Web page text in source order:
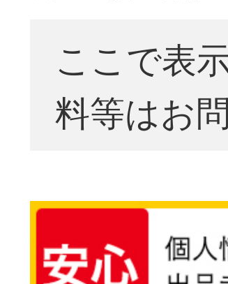
ここで表
料等はお